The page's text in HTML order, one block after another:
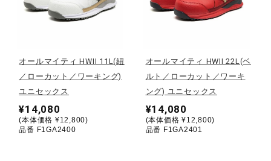
ゴルフ
スイム
オールマイティ HWII 11L(紐
／ローカット／ワーキング)
ユニセックス
¥14,080
(本体価格 ¥12,800)
品番 F1GA2400
オールマイティ HWII 22L(ベ
ルト／ローカット／ワーキ
ング) ユニセックス
¥14,080
(本体価格 ¥12,800)
品番 F1GA2401